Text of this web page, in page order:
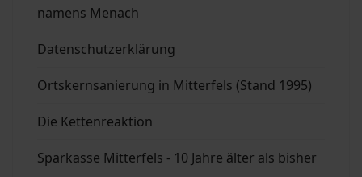
namens Menach
Datenschutzerklärung
Ortskernsanierung in Mitterfels (Stand 1995)
Die Kettenreaktion
Sparkasse Mitterfels - 10 Jahre älter als bisher